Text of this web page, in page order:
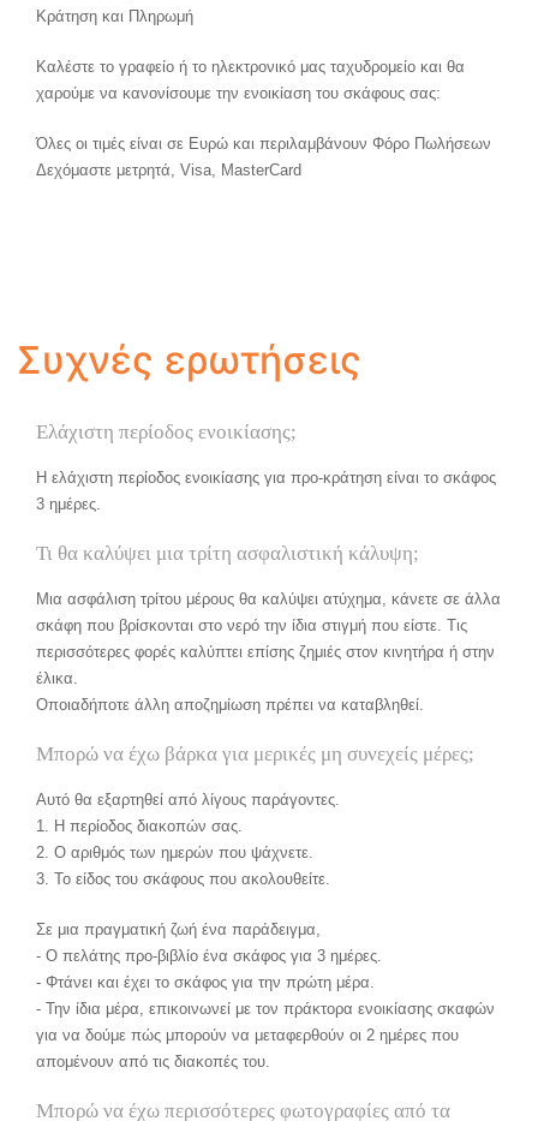
Κράτηση και Πληρωμή
Καλέστε το γραφείο ή το ηλεκτρονικό μας ταχυδρομείο και θα
χαρούμε να κανονίσουμε την ενοικίαση του σκάφους σας:
Όλες οι τιμές είναι σε Ευρώ και περιλαμβάνουν Φόρο Πωλήσεων
Δεχόμαστε μετρητά, Visa, MasterCard
Συχνές ερωτήσεις
Ελάχιστη περίοδος ενοικίασης;
Η ελάχιστη περίοδος ενοικίασης για προ-κράτηση είναι το σκάφος
3 ημέρες.
Τι θα καλύψει μια τρίτη ασφαλιστική κάλυψη;
Μια ασφάλιση τρίτου μέρους θα καλύψει ατύχημα, κάνετε σε άλλα
σκάφη που βρίσκονται στο νερό την ίδια στιγμή που είστε. Τις
περισσότερες φορές καλύπτει επίσης ζημιές στον κινητήρα ή στην
έλικα.
Οποιαδήποτε άλλη αποζημίωση πρέπει να καταβληθεί.
Μπορώ να έχω βάρκα για μερικές μη συνεχείς μέρες;
Αυτό θα εξαρτηθεί από λίγους παράγοντες.
1. Η περίοδος διακοπών σας.
2. Ο αριθμός των ημερών που ψάχνετε.
3. Το είδος του σκάφους που ακολουθείτε.
Σε μια πραγματική ζωή ένα παράδειγμα,
- Ο πελάτης προ-βιβλίο ένα σκάφος για 3 ημέρες.
- Φτάνει και έχει το σκάφος για την πρώτη μέρα.
- Την ίδια μέρα, επικοινωνεί με τον πράκτορα ενοικίασης σκαφών
για να δούμε πώς μπορούν να μεταφερθούν οι 2 ημέρες που
απομένουν από τις διακοπές του.
Μπορώ να έχω περισσότερες φωτογραφίες από τα